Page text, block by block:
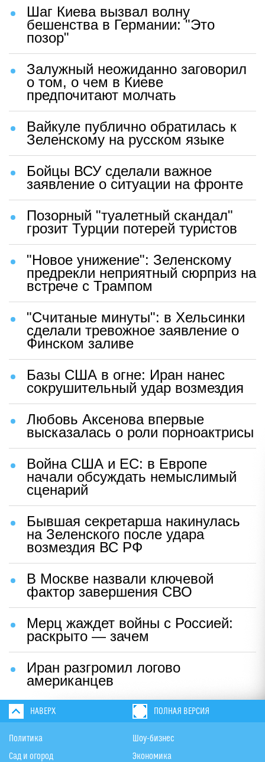
Шаг Киева вызвал волну
бешенства в Германии: "Это
позор"
Залужный неожиданно заговорил
о том, о чем в Киеве
предпочитают молчать
Вайкуле публично обратилась к
Зеленскому на русском языке
Бойцы ВСУ сделали важное
заявление о ситуации на фронте
Позорный "туалетный скандал"
грозит Турции потерей туристов
"Новое унижение": Зеленскому
предрекли неприятный сюрприз на
встрече с Трампом
"Считаные минуты": в Хельсинки
сделали тревожное заявление о
Финском заливе
Базы США в огне: Иран нанес
сокрушительный удар возмездия
Любовь Аксенова впервые
высказалась о роли порноактрисы
Война США и ЕС: в Европе
начали обсуждать немыслимый
сценарий
Бывшая секретарша накинулась
на Зеленского после удара
возмездия ВС РФ
В Москве назвали ключевой
фактор завершения СВО
Мерц жаждет войны с Россией:
раскрыто — зачем
Иран разгромил логово
американцев
НАВЕРХ ПОЛНАЯ ВЕРСИЯ
Политика
Сад и огород
Шоу-бизнес
Экономика